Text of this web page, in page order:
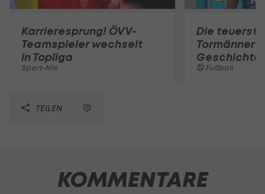
Karrieresprung! ÖVV-
Teamspieler wechselt
in Topliga
Sport-Mix
Die
Tormänner
Geschichte
Fußball
TEILEN
KOMMENTARE